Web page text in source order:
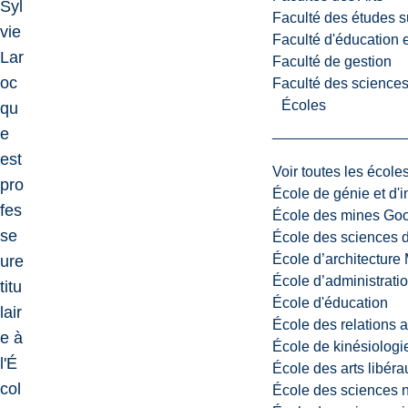
Faculté des études
Faculté d'éducation
Faculté de gestion
Faculté des
Écoles
Voir toutes les
École de génie et
École des mines
École des sciences
École d’architecture
École
École d'éducation
École des relations
École de
École des arts
École des sciences
Syl
vie
Lar
oc
qu
e
est
pro
fes
se
ure
titu
lair
e à
l'É
col